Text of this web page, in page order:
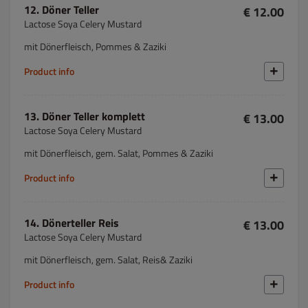
12. Döner Teller
Lactose Soya Celery Mustard
€ 12.00
mit Dönerfleisch, Pommes & Zaziki
Product info
13. Döner Teller komplett
Lactose Soya Celery Mustard
€ 13.00
mit Dönerfleisch, gem. Salat, Pommes & Zaziki
Product info
14. Dönerteller Reis
Lactose Soya Celery Mustard
€ 13.00
mit Dönerfleisch, gem. Salat, Reis& Zaziki
Product info